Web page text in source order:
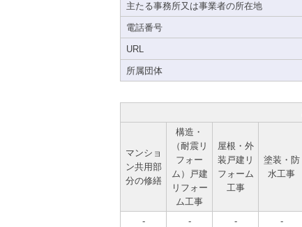
主たる事務所又は事業者の所在地
電話番号
URL
所属団体
マンショ
ン共用部
分の修繕
構造・
（耐震リ
フォー
ム）戸建
リフォー
ム工事
屋根・外
装戸建リ
フォーム
工事
塗装・防
水工事
- - - -